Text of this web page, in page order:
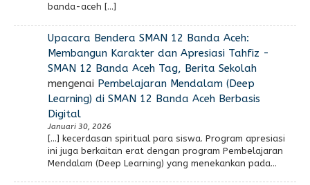
banda-aceh […]
Upacara Bendera SMAN 12 Banda Aceh:
Membangun Karakter dan Apresiasi Tahfiz -
SMAN 12 Banda Aceh Tag, Berita Sekolah
mengenai Pembelajaran Mendalam (Deep
Learning) di SMAN 12 Banda Aceh Berbasis
Digital
Januari 30, 2026
[…] kecerdasan spiritual para siswa. Program apresiasi
ini juga berkaitan erat dengan program Pembelajaran
Mendalam (Deep Learning) yang menekankan pada…